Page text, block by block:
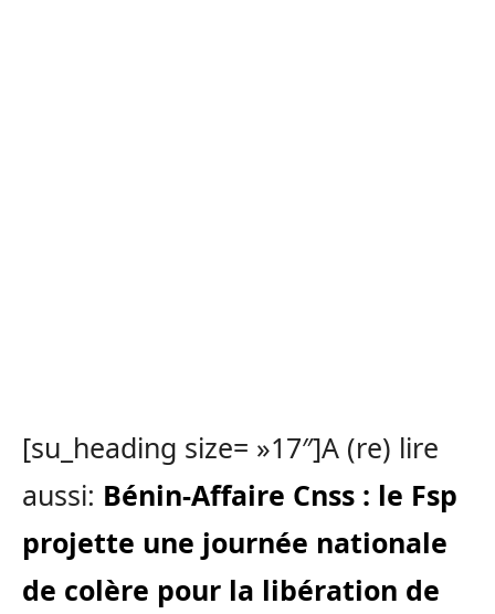
[su_heading size= »17″]A (re) lire
aussi: Bénin-Affaire Cnss : le Fsp
projette une journée nationale
de colère pour la libération de